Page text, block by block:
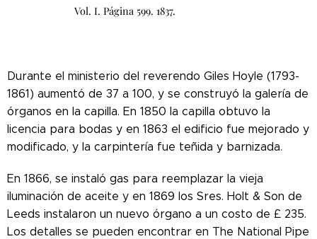
Vol. I. Página 599. 1837.
Durante el ministerio del reverendo Giles Hoyle (1793-
1861) aumentó de 37 a 100, y se construyó la galería de
órganos en la capilla. En 1850 la capilla obtuvo la
licencia para bodas y en 1863 el edificio fue mejorado y
modificado, y la carpintería fue teñida y barnizada.
En 1866, se instaló gas para reemplazar la vieja
iluminación de aceite y en 1869 los Sres. Holt & Son de
Leeds instalaron un nuevo órgano a un costo de £ 235.
Los detalles se pueden encontrar en The National Pipe